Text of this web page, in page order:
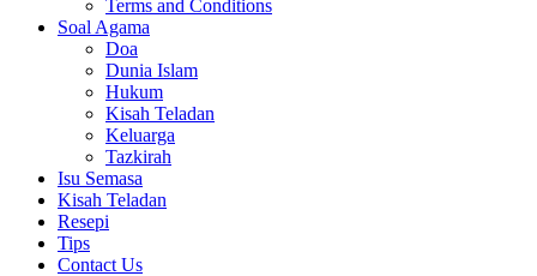
Terms and Conditions
Soal Agama
Doa
Dunia Islam
Hukum
Kisah Teladan
Keluarga
Tazkirah
Isu Semasa
Kisah Teladan
Resepi
Tips
Contact Us